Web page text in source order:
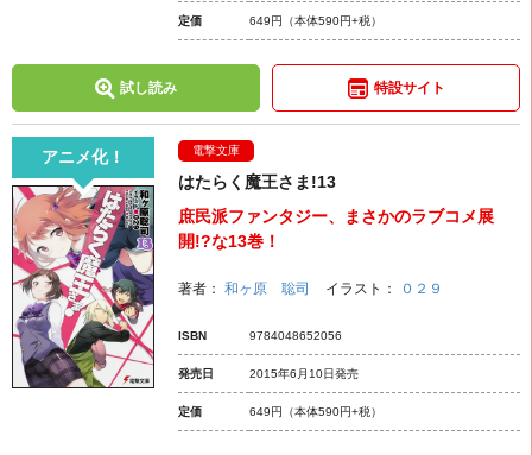
定価 649円 （本体590円+税）
試し読み 特設サイト
アニメ化！ 電撃文庫
はたらく魔王さま!13
庶民派ファンタジー、まさかのラブコメ展
開!?な13巻！
著者： 和ヶ原 聡司 イラスト： ０２９
ISBN 9784048652056
発売日 2015年6月10日発売
定価 649円 （本体590円+税）